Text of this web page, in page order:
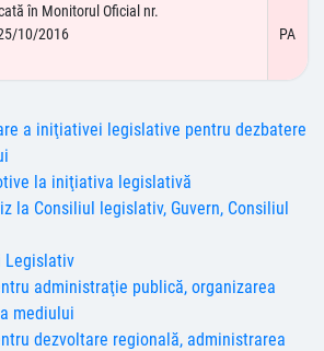
în Monitorul Oficial nr.
10/2016
PA
a iniţiativei legislative pentru dezbatere
la iniţiativa legislativă
la Consiliul legislativ, Guvern, Consiliul
Legislativ
administraţie publică, organizarea
mediului
dezvoltare regională, administrarea